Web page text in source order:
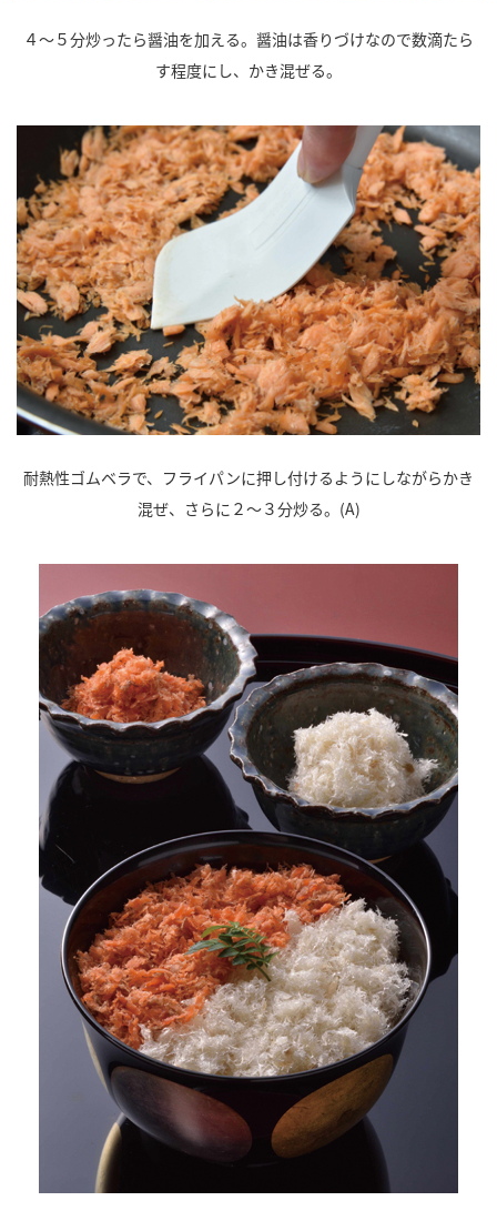
４～５分炒ったら醤油を加える。醤油は香りづけなので数滴たら
す程度にし、かき混ぜる。
耐熱性ゴムベラで、フライパンに押し付けるようにしながらかき
混ぜ、さらに２～３分炒る。(A)